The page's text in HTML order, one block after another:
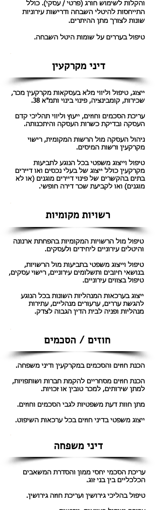
והקלות לשימוש חורג (פרטי / עסקי). כולל
התייחסות להיטלי השבחה ודרישות עירוניות
שונות לצורך מתן ההיתרים.
טיפול בעררים על שומות היטל השבחה.
דיני מקרקעין
ייצוג, טיפול וליווי מלא בעסקאות מקרקעין מכר,
שכירות, קומבינציה, פינוי בינוי ותמ"א 38.
עריכת הסכמים וחוזים, ייעוץ וליווי תהליכי קדם
העסקה ובדיקת כשרות העסקה והיתכנותה.
ניהול העסקה מול הרשות המקומית, רישוי
מקרקעין ורשות המיסים.
טיפול וייצוג משפטי בכל הנוגע לתביעות
מקרקעין כולל ייצוג של בעלי נכסים ואו דיירים
בתים בהקשרים של פינוי דיירים מוגנים (או לא
מוגנים) ואו לקביעת שכר דירה חופשי.
רשויות מקומיות
טיפול מול הרשויות המקומיות בהפחתת ארנונה
והיטלים עירוניים ליחידים ולעסקים.
טיפול וייצוג משפטי בתביעות מול הרשויות,
בנושאי חיובים ותשלומים עירוניים, רישוי עסקים,
טיפול בצווים עירוניים.
ייצוג בערכאות המנהליות השונות בכל הנוגע
להגשת עררים, ערעורים מנהליים, עתירות
מנהליות ופניה לבית הדין הגבוה לצדק.
חוזים / הסכמים
הכנת חוזים והסכמים במקרקעין ודיני משפחה.
הכנת חוזים מסחריים להקמת חברות ושותפויות,
למתן שירותים, למכר טובין או זכויות.
מתן חוות דעת משפטיות לגבי הסכמים וחוזים.
ייצוג משפטי בדיני חוזים בכל ערכאות השיפוט.
דיני משפחה
עריכת הסכמי יחסי ממון והסדרת המשאבים
הכלכליים בין בני זוג.
טיפול בהליכי גירושין ועריכת חוזה גירושין.